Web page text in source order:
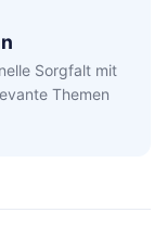
Sorgfalt mit
Themen